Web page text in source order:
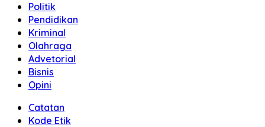
Politik
Pendidikan
Kriminal
Olahraga
Advetorial
Bisnis
Opini
Catatan
Kode Etik